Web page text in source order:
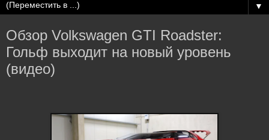
▼
Обзор Volkswagen GTI Roadster:
Гольф выходит на новый уровень
(видео)